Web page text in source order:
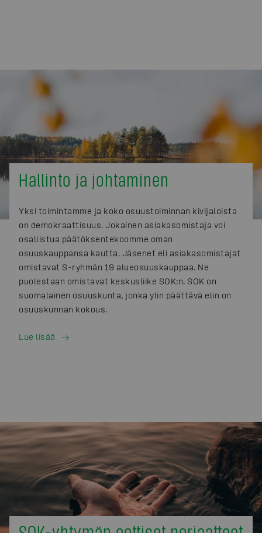
Hallinto ja johtaminen
Yksi toimintamme ja koko osuustoiminnan kivijaloista
on demokraattisuus. Jokainen asiakasomistaja voi
osallistua päätöksentekoomme oman
osuuskauppansa kautta. Jäsenet eli asiakasomistajat
omistavat S-ryhmän 19 alueosuuskauppaa. Ne
puolestaan omistavat keskusliike SOK:n. SOK on
suomalainen osuuskunta, jonka ylin päättävä elin on
osuuskunnan kokous.
Lue lisää